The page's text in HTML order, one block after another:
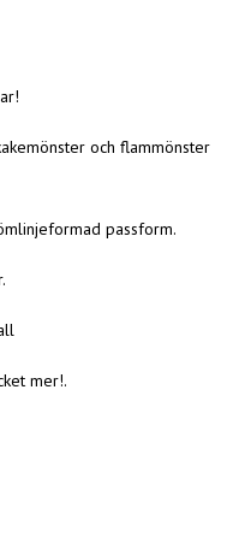
och flammönster
passform.
mer!.